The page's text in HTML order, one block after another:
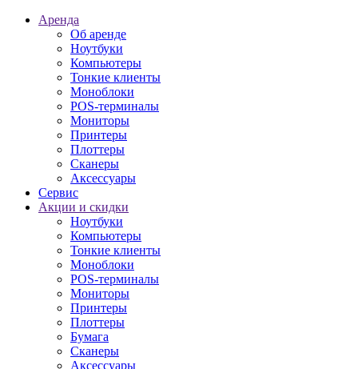
Аренда
Об аренде
Ноутбуки
Компьютеры
Тонкие клиенты
Моноблоки
POS-терминалы
Мониторы
Принтеры
Плоттеры
Сканеры
Аксессуары
Сервис
Акции и скидки
Ноутбуки
Компьютеры
Тонкие клиенты
Моноблоки
POS-терминалы
Мониторы
Принтеры
Плоттеры
Бумага
Сканеры
Аксессуары